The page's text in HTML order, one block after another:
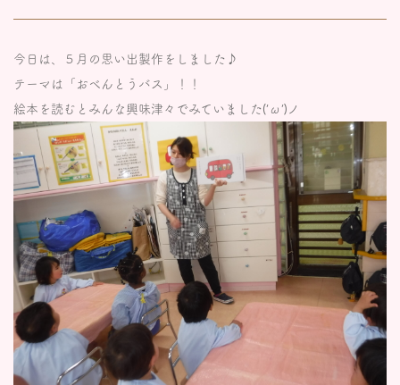
今日は、５月の思い出製作をしました♪
テーマは「おべんとうバス」！！
絵本を読むとみんな興味津々でみていました('ω')ノ